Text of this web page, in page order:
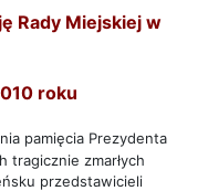
Rady Miejskiej w
roku
pamięcia Prezydenta
tragicznie zmarłych
przedstawicieli